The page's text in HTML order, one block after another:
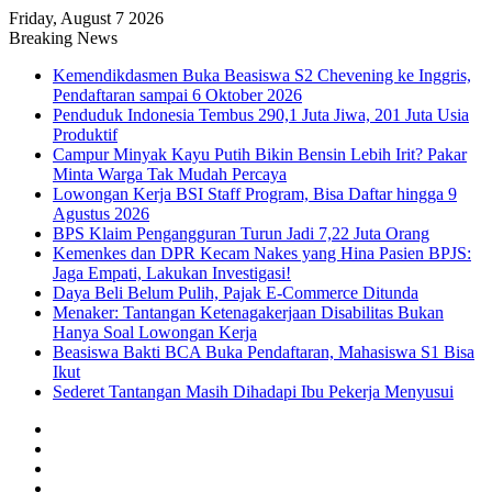
Friday, August 7 2026
Breaking News
Kemendikdasmen Buka Beasiswa S2 Chevening ke Inggris,
Pendaftaran sampai 6 Oktober 2026
Penduduk Indonesia Tembus 290,1 Juta Jiwa, 201 Juta Usia
Produktif
Campur Minyak Kayu Putih Bikin Bensin Lebih Irit? Pakar
Minta Warga Tak Mudah Percaya
Lowongan Kerja BSI Staff Program, Bisa Daftar hingga 9
Agustus 2026
BPS Klaim Pengangguran Turun Jadi 7,22 Juta Orang
Kemenkes dan DPR Kecam Nakes yang Hina Pasien BPJS:
Jaga Empati, Lakukan Investigasi!
Daya Beli Belum Pulih, Pajak E-Commerce Ditunda
Menaker: Tantangan Ketenagakerjaan Disabilitas Bukan
Hanya Soal Lowongan Kerja
Beasiswa Bakti BCA Buka Pendaftaran, Mahasiswa S1 Bisa
Ikut
Sederet Tantangan Masih Dihadapi Ibu Pekerja Menyusui